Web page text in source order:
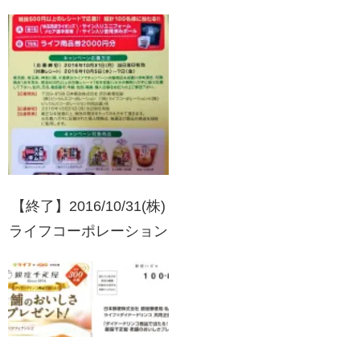
キャンペーン
【終了】2016/10/31(株)
ライフコーポレーション
レーション共同企画